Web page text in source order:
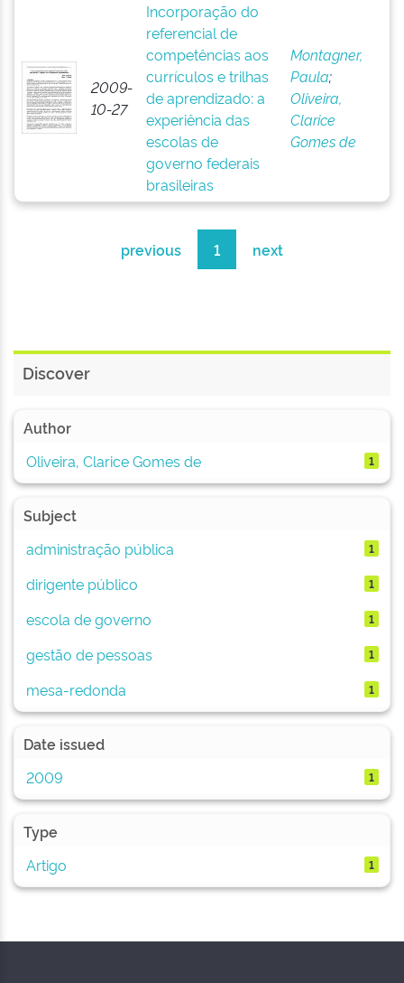
2009-
10-27
Incorporação do
referencial de
competências aos
currículos e trilhas
de aprendizado: a
experiência das
escolas de
governo federais
brasileiras
Montagner,
Paula;
Oliveira,
Clarice
Gomes de
previous 1 next
Discover
Author
Oliveira, Clarice Gomes de
1
Subject
administração pública
1
dirigente público 1
escola de governo 1
gestão de pessoas 1
mesa-redonda 1
Date issued
2009
1
Type
Artigo
1